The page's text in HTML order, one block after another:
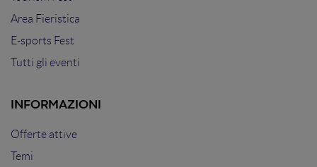
Area Fieristica
E-sports Fest
Tutti gli eventi
INFORMAZIONI
Offerte attive
Temi